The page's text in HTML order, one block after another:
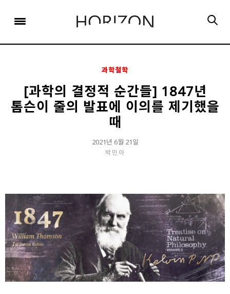
과학철학
[과학의 결정적 순간들] 1847년
톰슨이 줄의 발표에 이의를 제기했을
때
2021년 6월 21일
박민아
x
비밀번호 찾기
소셜 계정으로 로그인할 수 있습니다.
비밀번호 찾기
보내기
SIGN UP
회원 가입을 통해 더 많은 정보를 받아보세요.
01
회원정보입력
02
이메일 인증
03
가입완료
입력하신 이메일 주소
로
회원 가입을 완료해 주세요.
SIGN UP
회원정보입력
02
이메일 인증 가입완료
이메일 인증이 완료되었습니다.
SIGN UP
회원 가입을 통해 더 많은 정보를 받아보세요.
01
회원정보입력
02
이메일 인증
03
가입완료
등록하실 이메일 주소를 입력해 주세요.
회원가입 약관 동의 상세보기
개인정보의 수집 및 이용 안내 동의 상세보기
본인은 만 14세 이상입니다.